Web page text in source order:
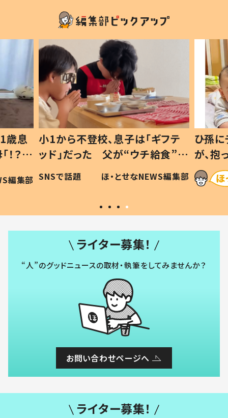
歳息
？」
編集部
小1から不登校、息子は「ギフテ
ッド」だった 父が“ウチ給食”を
作り続ける理由とは #令和の親
#令和の子
SNSで話題 ほ・とせなNEWS編集部
ひ孫
が、
「涙が
い」
ライター募集！
“人”のグッドニュースの取材・執筆をしてみませんか？
お問い合わせページへ
ライター募集！